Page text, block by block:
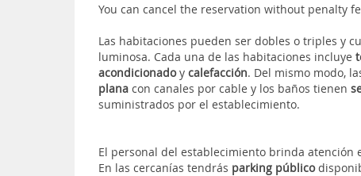
You can cancel the reservation without penalty
Las habitaciones pueden ser dobles o triples y
luminosa. Cada una de las habitaciones incluye
acondicionadoycalefacción. Del mismo modo,
plana con canales por cable y los baños tienen
suministrados por el establecimiento.
El personal del establecimiento brinda atención
En las cercanías tendrás parking público